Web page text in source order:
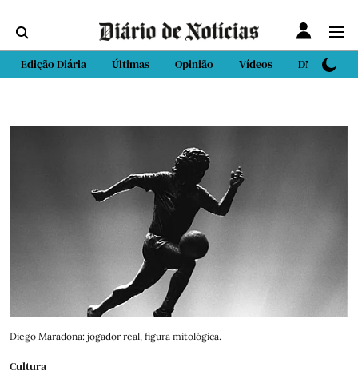
Edição Diária Últimas Opinião Vídeos DN Sport
Diego Maradona: jogador real, figura mitológica.
Cultura